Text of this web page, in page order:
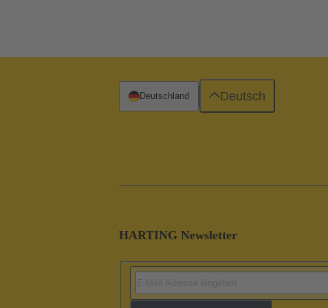
HARTING Newsletter
Deutschland Deutsch